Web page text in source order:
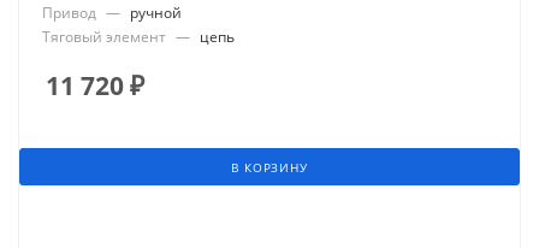
Привод — ручной
Тяговый элемент — цепь
11 720₽
В КОРЗИНУ